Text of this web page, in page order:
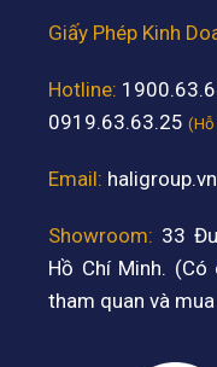
Giấy Phép Kinh
Hotline:
0919.63.63.25 (Hỗ
Email:
Showroom: 33
Hồ Chí Minh.
tham quan và